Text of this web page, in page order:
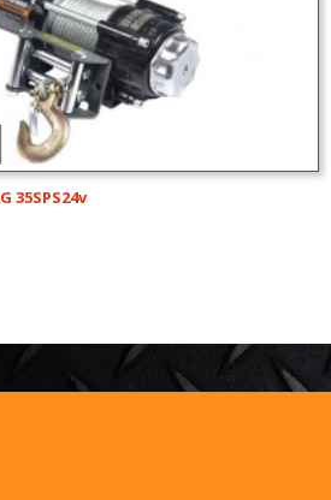
35SPS24v